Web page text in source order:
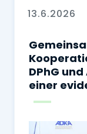
13.6.2026
DPhG
einer
sicheren und